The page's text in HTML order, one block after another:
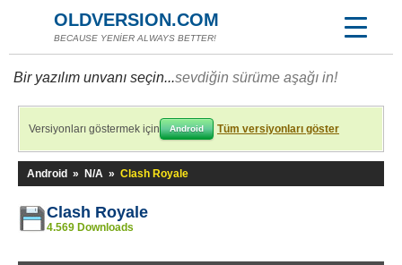
OLDVERSION.COM
BECAUSE YENİER ALWAYS BETTER!
Bir yazılım unvanı seçin...sevdiğin sürüme aşağı in!
Versiyonları göstermek için Android Tüm versiyonları göster
Android » N/A » Clash Royale
Clash Royale
4.569 Downloads